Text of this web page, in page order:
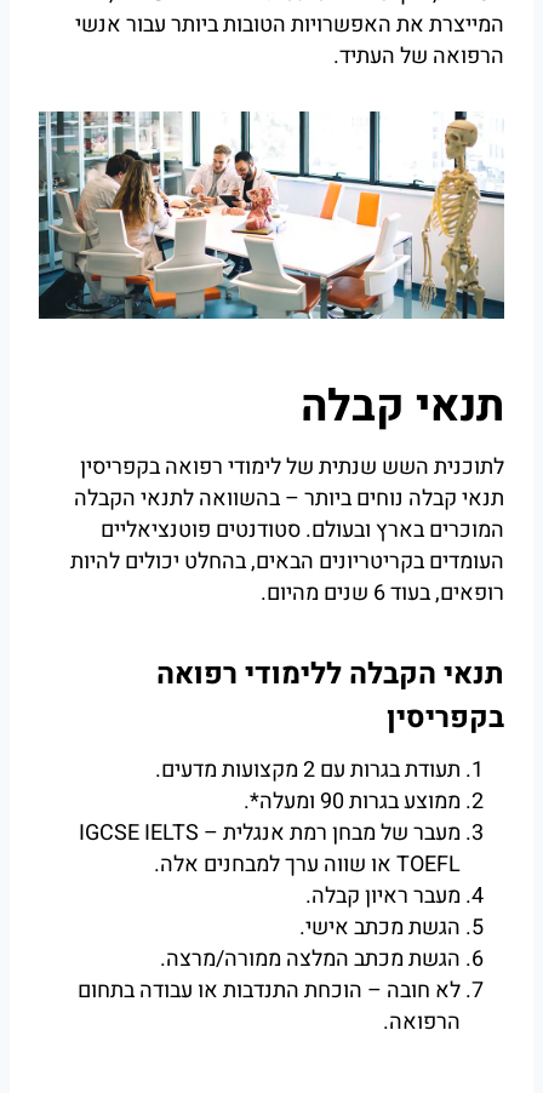
המייצרת את האפשרויות הטובות ביותר עבור אנשי
הרפואה של העתיד.
תנאי קבלה
לתוכנית השש שנתית של לימודי רפואה בקפריסין
תנאי קבלה נוחים ביותר – בהשוואה לתנאי הקבלה
המוכרים בארץ ובעולם. סטודנטים פוטנציאליים
העומדים בקריטריונים הבאים, בהחלט יכולים להיות
רופאים, בעוד 6 שנים מהיום.
תנאי הקבלה ללימודי רפואה
בקפריסין
תעודת בגרות עם 2 מקצועות מדעים.
ממוצע בגרות 90 ומעלה*.
מעבר של מבחן רמת אנגלית – IGCSE IELTS
TOEFL או שווה ערך למבחנים אלה.
מעבר ראיון קבלה.
הגשת מכתב אישי.
הגשת מכתב המלצה ממורה/מרצה.
לא חובה – הוכחת התנדבות או עבודה בתחום
הרפואה.